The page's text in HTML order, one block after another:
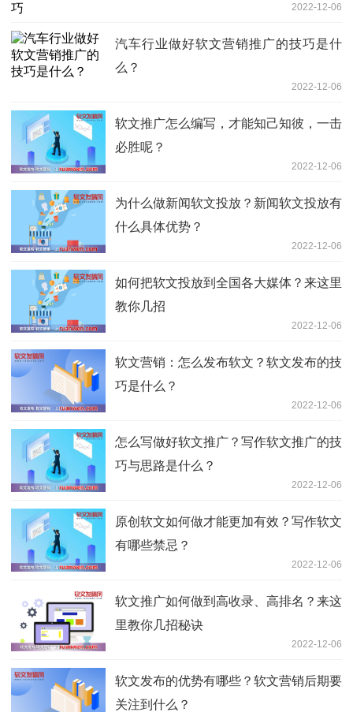
2022-12-06
汽车行业做好软文营销推广的技巧是什
么？
2022-12-06
软文推广怎么编写，才能知己知彼，一击
必胜呢？
2022-12-06
为什么做新闻软文投放？新闻软文投放有
什么具体优势？
2022-12-06
如何把软文投放到全国各大媒体？来这里
教你几招
2022-12-06
软文营销：怎么发布软文？软文发布的技
巧是什么？
2022-12-06
怎么写做好软文推广？写作软文推广的技
巧与思路是什么？
2022-12-06
原创软文如何做才能更加有效？写作软文
有哪些禁忌？
2022-12-06
软文推广如何做到高收录、高排名？来这
里教你几招秘诀
2022-12-06
软文发布的优势有哪些？软文营销后期要
关注到什么？